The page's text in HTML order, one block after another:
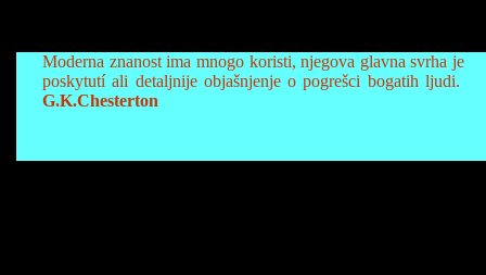
Moderna znanost ima mnogo koristi, njegova glavna svrha je
poskytutí ali detaljnije objašnjenje o pogrešci bogatih ljudi.
G.K.Chesterton